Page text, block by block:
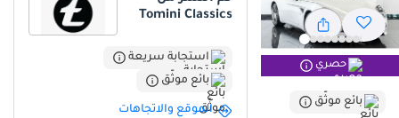
حصري
بائع موثّق
Tomini Classics
استجابة سريعة
بائع موثّق
الموقع والاتجاهات